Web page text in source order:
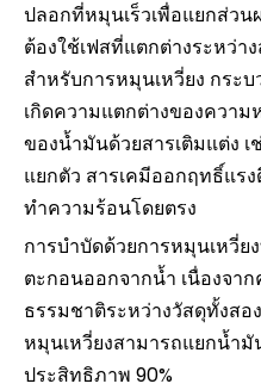
ปลอกที่หมุนเร็วเพื่อแยกส่ว
ต้องใช้เฟสที่แตกต่างระหว่
สำหรับการหมุนเหวี่ยง กระ
เกิดความแตกต่างของควา
ของน้ำมันด้วยสารเติมแต่ง
แยกตัว สารเคมีออกฤทธิ์แร
ทำความร้อนโดยตรง
การบำบัดด้วยการหมุนเหวี่ย
ตะกอนออกจากน้ำ เนื่องจา
ธรรมชาติระหว่างวัสดุทั้งสอ
หมุนเหวี่ยงสามารถแยกน้ำ
ประสิทธิภาพ 90%